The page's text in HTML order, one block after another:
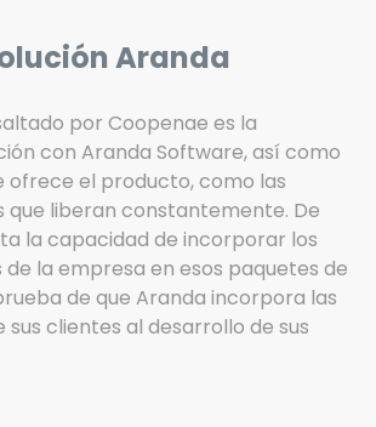
Aranda
por Coopenae es la
con Aranda Software, así como
ofrece el producto, como las
que liberan constantemente. De
la capacidad de incorporar los
la empresa en esos paquetes de
de que Aranda incorpora las
sus clientes al desarrollo de sus